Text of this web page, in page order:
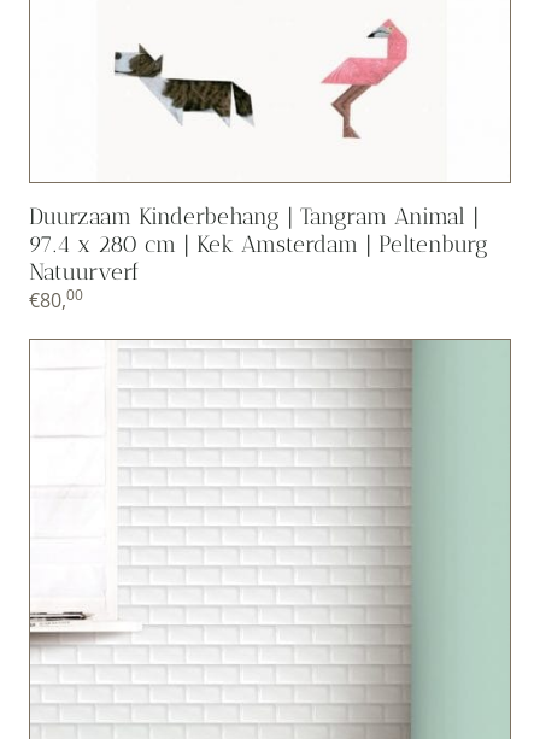
Duurzaam Kinderbehang | Tangram Animal |
97.4 x 280 cm | Kek Amsterdam | Peltenburg
Natuurverf
€80,00